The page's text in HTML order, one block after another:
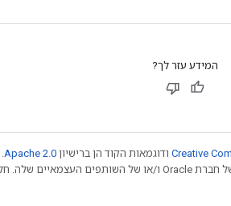
המידע עזר לך?
Creative ודוגמאות הקוד הן ברישיון Apache 2.0